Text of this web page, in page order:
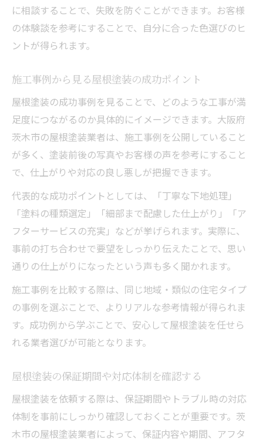
に相談することで、失敗を防ぐことができます。お客様
の体験談を参考にすることで、自分に合った色選びのヒ
ントが得られます。
施工事例から見る屋根塗装の成功ポイント
屋根塗装の成功事例を見ることで、どのような工事が満
足度につながるのか具体的にイメージできます。大阪府
茨木市の屋根塗装業者は、施工事例を公開していること
が多く、塗装前後の写真やお客様の声を参考にすること
で、仕上がりや対応の良し悪しが把握できます。
代表的な成功ポイントとしては、「丁寧な下地処理」
「塗料の種類選定」「細部まで配慮した仕上がり」「ア
フターサービスの充実」などが挙げられます。実際に、
事前の打ち合わせで要望をしっかり伝えたことで、思い
通りの仕上がりになったという声も多く聞かれます。
施工事例を比較する際は、同じ地域・類似の住宅タイプ
の事例を選ぶことで、よりリアルな参考情報が得られま
す。成功例から学ぶことで、安心して屋根塗装を任せら
れる業者選びが可能となります。
屋根塗装の保証期間や対応体制を確認する
屋根塗装を依頼する際は、保証期間やトラブル時の対応
体制を事前にしっかり確認しておくことが重要です。茨
木市の屋根塗装業者によって、保証内容や期間、アフタ